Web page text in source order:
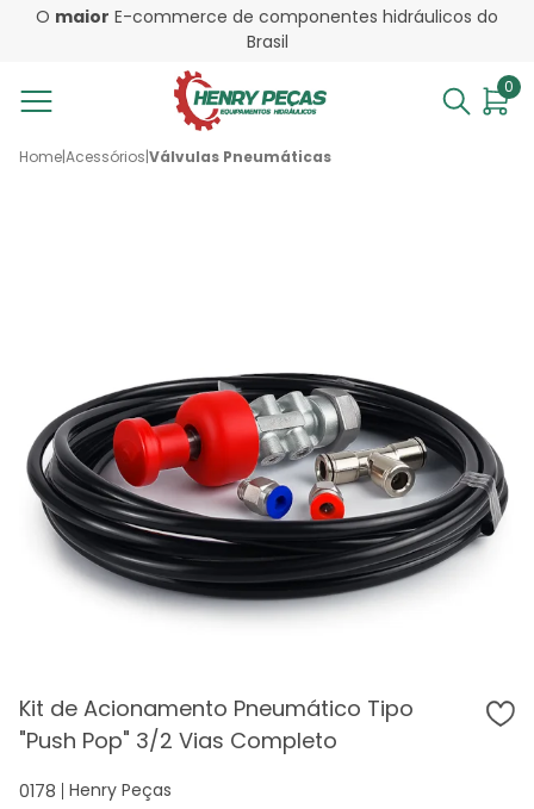
O maior E-commerce de componentes hidráulicos do
Brasil
0
Home|Acessórios|Válvulas Pneumáticas
Kit de Acionamento Pneumático Tipo
"Push Pop" 3/2 Vias Completo
0178 Henry Peças